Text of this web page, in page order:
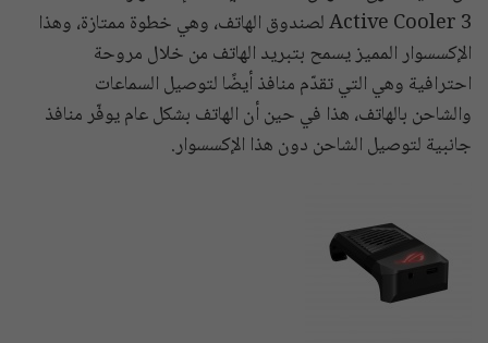
Active Cooler 3 لصندوق الهاتف، وهي خطوة ممتازة، وهذا
الإكسسوار المميز يسمح بتبريد الهاتف من خلال مروحة
احترافية وهي التي تقدّم منافذ أيضًا لتوصيل السماعات
والشاحن بالهاتف، هذا في حين أن الهاتف بشكل عام يوفّر منافذ
جانبية لتوصيل الشاحن دون هذا الإكسسوار.